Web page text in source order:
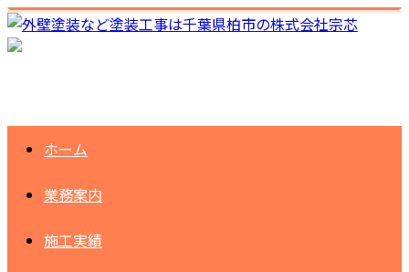
ホーム
業務案内
施工実績